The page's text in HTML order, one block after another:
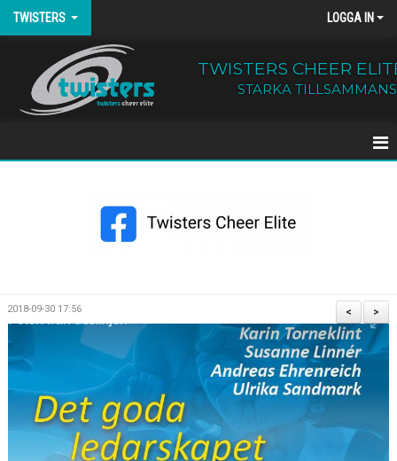
TWISTERS LOGGA IN
TWISTERS CHEER
STARKA TILLSAMMANS
KONTAKT
EXTRATRÄNING
KLÄDER & MERCH
>
<
2018-09-30 17:56